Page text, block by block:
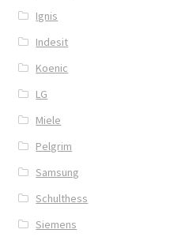
Ignis
Indesit
Koenic
LG
Miele
Pelgrim
Samsung
Schulthess
Siemens